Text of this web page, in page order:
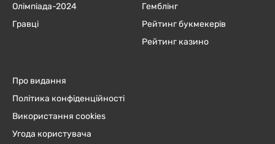
Олімпіада-2024
Гравці
Гемблінг
Рейтинг букмекерів
Рейтинг казино
Про видання
Політика конфіденційності
Використання cookies
Угода користувача